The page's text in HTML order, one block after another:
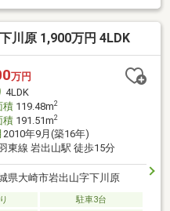
ｍ（車10分）・やくらい薬
スポーツ公園900m（徒歩12
川原 1,900万円 4LDK
万円
4LDK
積119.48m2
積191.51m2
2010年9月(築16年)
東線 岩出山駅 徒歩15分
県大崎市岩出山字下川原
駐車3台